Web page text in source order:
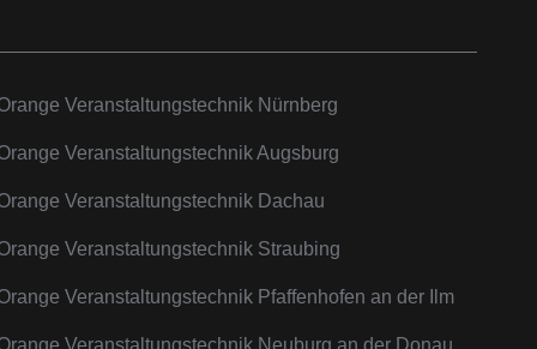
Veranstaltungstechnik Nürnberg
Veranstaltungstechnik Augsburg
Veranstaltungstechnik Dachau
Veranstaltungstechnik Straubing
Veranstaltungstechnik Pfaffenhofen an der Ilm
Veranstaltungstechnik Neuburg an der Donau